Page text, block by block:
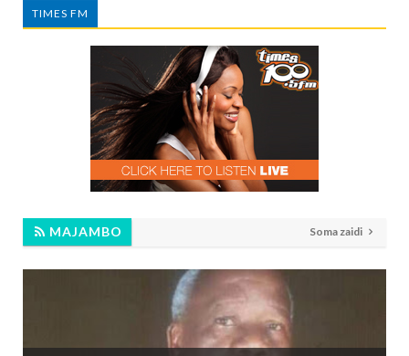
TIMES FM
MAJAMBO Soma zaidi